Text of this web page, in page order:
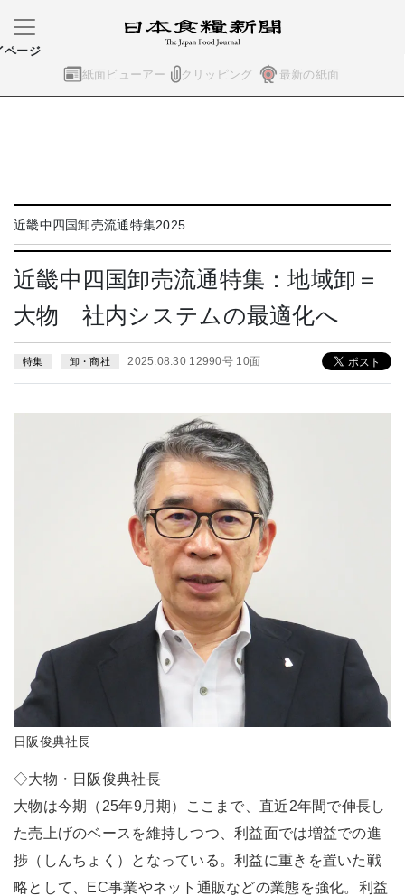
紙面ビューアー クリッピング 最新の紙面
ページ
近畿中四国卸売流通特集2025
近畿中四国卸売流通特集：地域卸＝
大物 社内システムの最適化へ
特集 卸・商社 2025.08.30 12990号 10面
日阪俊典社長
◇大物・日阪俊典社長
大物は今期（25年9月期）ここまで、直近2年間で伸長し
た売上げのベースを維持しつつ、利益面では増益での進
捗（しんちょく）となっている。利益に重きを置いた戦
略として、EC事業やネット通販などの業態を強化。利益